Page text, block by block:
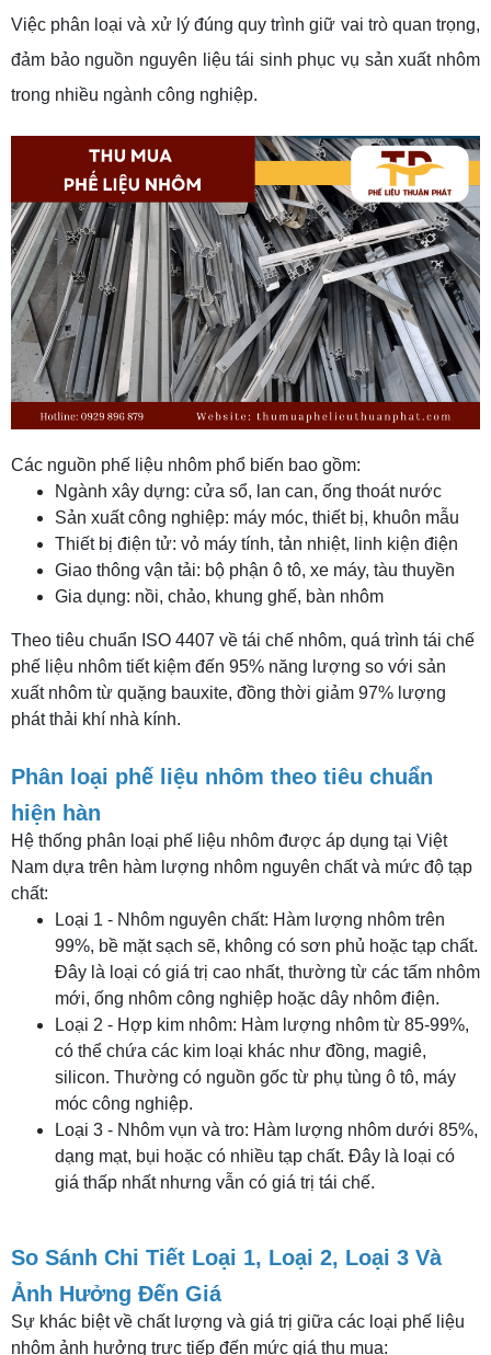
Việc phân loại và xử lý đúng quy trình giữ vai trò quan trọng,
đảm bảo nguồn nguyên liệu tái sinh phục vụ sản xuất nhôm
trong nhiều ngành công nghiệp.
Các nguồn phế liệu nhôm phổ biến bao gồm:
Ngành xây dựng: cửa sổ, lan can, ống thoát nước
Sản xuất công nghiệp: máy móc, thiết bị, khuôn mẫu
Thiết bị điện tử: vỏ máy tính, tản nhiệt, linh kiện điện
Giao thông vận tải: bộ phận ô tô, xe máy, tàu thuyền
Gia dụng: nồi, chảo, khung ghế, bàn nhôm
Theo tiêu chuẩn ISO 4407 về tái chế nhôm, quá trình tái chế
phế liệu nhôm tiết kiệm đến 95% năng lượng so với sản
xuất nhôm từ quặng bauxite, đồng thời giảm 97% lượng
phát thải khí nhà kính.
Phân loại phế liệu nhôm theo tiêu chuẩn
hiện hàn
Hệ thống phân loại phế liệu nhôm được áp dụng tại Việt
Nam dựa trên hàm lượng nhôm nguyên chất và mức độ tạp
chất:
Loại 1 - Nhôm nguyên chất: Hàm lượng nhôm trên
99%, bề mặt sạch sẽ, không có sơn phủ hoặc tạp chất.
Đây là loại có giá trị cao nhất, thường từ các tấm nhôm
mới, ống nhôm công nghiệp hoặc dây nhôm điện.
Loại 2 - Hợp kim nhôm: Hàm lượng nhôm từ 85-99%,
có thể chứa các kim loại khác như đồng, magiê,
silicon. Thường có nguồn gốc từ phụ tùng ô tô, máy
móc công nghiệp.
Loại 3 - Nhôm vụn và tro: Hàm lượng nhôm dưới 85%,
dạng mạt, bụi hoặc có nhiều tạp chất. Đây là loại có
giá thấp nhất nhưng vẫn có giá trị tái chế.
So Sánh Chi Tiết Loại 1, Loại 2, Loại 3 Và
Ảnh Hưởng Đến Giá
Sự khác biệt về chất lượng và giá trị giữa các loại phế liệu
nhôm ảnh hưởng trực tiếp đến mức giá thu mua: